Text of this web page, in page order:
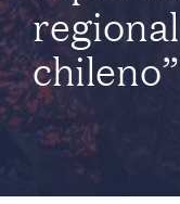
chileno”